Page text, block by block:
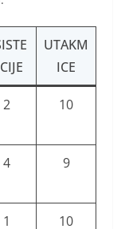
UTAKM
ICE
2 10
4 9
1 10